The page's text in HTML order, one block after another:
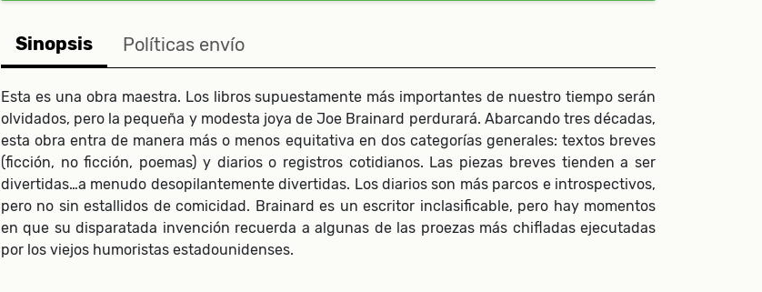
Sinopsis Políticas envío
Esta es una obra maestra. Los libros supuestamente más importantes de nuestro tiempo serán
olvidados, pero la pequeña y modesta joya de Joe Brainard perdurará. Abarcando tres décadas,
esta obra entra de manera más o menos equitativa en dos categorías generales: textos breves
(ficción, no ficción, poemas) y diarios o registros cotidianos. Las piezas breves tienden a ser
divertidas…a menudo desopilantemente divertidas. Los diarios son más parcos e introspectivos,
pero no sin estallidos de comicidad. Brainard es un escritor inclasificable, pero hay momentos
en que su disparatada invención recuerda a algunas de las proezas más chifladas ejecutadas
por los viejos humoristas estadounidenses.